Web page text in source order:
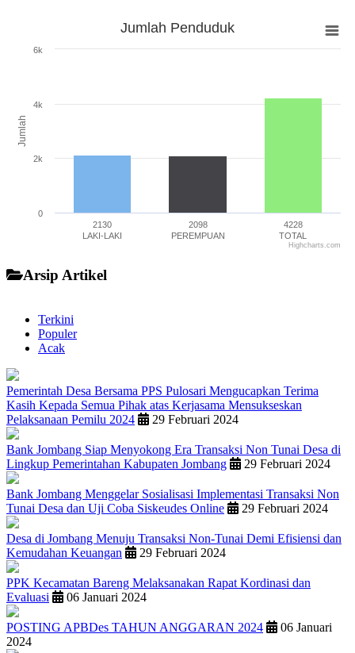
Jumlah
Jumlah Penduduk
2130
LAKI-LAKI
2098
PEREMPUAN
4228
TOTAL
0
2k
4k
6k
Highcharts.com
Arsip Artikel
Terkini
Populer
Acak
Pemerintah Desa Bersama PPS Pulosari Mengucapkan Terima
Kasih Kepada Semua Pihak atas Kerjasama Mensukseskan
Pelaksanaan Pemilu 2024
29 Februari 2024
Bank Jombang Siap Menyokong Era Transaksi Non Tunai Desa di
Lingkup Pemerintahan Kabupaten Jombang
29 Februari 2024
Bank Jombang Menggelar Sosialisasi Implementasi Transaksi Non
Tunai Desa dan Uji Coba Siskeudes Online
29 Februari 2024
Desa di Jombang Menuju Transaksi Non-Tunai Demi Efisiensi dan
Kemudahan Keuangan
29 Februari 2024
PPK Kecamatan Bareng Melaksanakan Rapat Kordinasi dan
Evaluasi
06 Januari 2024
POSTING APBDes TAHUN ANGGARAN 2024
06 Januari
2024